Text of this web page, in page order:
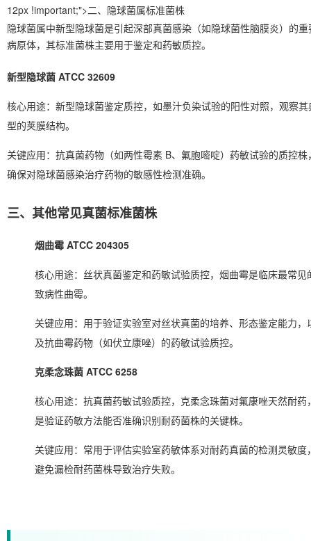
12px !important;">二、隐球菌属标准菌株
隐球菌属中新型隐球菌是引起深部真菌感染（如隐球菌性脑膜炎）的重
病原体，其标准菌株主要用于鉴定和药敏质控。
新型隐球菌 ATCC 32609
核心用途：新型隐球菌鉴定质控，如墨汁负染试验的阳性对照，观察其
型的荚膜结构。
关键应用：抗真菌药物（如两性霉素 B、氟胞嘧啶）药敏试验的质控株
确保对隐球菌感染治疗药物的敏感性检测准确。
三、其他常见真菌标准菌株
烟曲霉 ATCC 204305
核心用途：丝状真菌鉴定和药敏试验质控，烟曲霉是临床最常见
致病性曲霉。
关键应用：用于验证实验室对丝状真菌的培养、形态鉴定能力，
及抗曲霉药物（如伏立康唑）的药敏试验质控。
克柔念珠菌 ATCC 6258
核心用途：抗真菌药敏试验质控，克柔念珠菌对氟康唑天然耐药
是验证药敏方法能否准确识别耐药菌株的关键株。
关键应用：常用于评估实验室药敏体系对耐药真菌的检测灵敏度
避免漏检耐药菌株导致治疗失败。